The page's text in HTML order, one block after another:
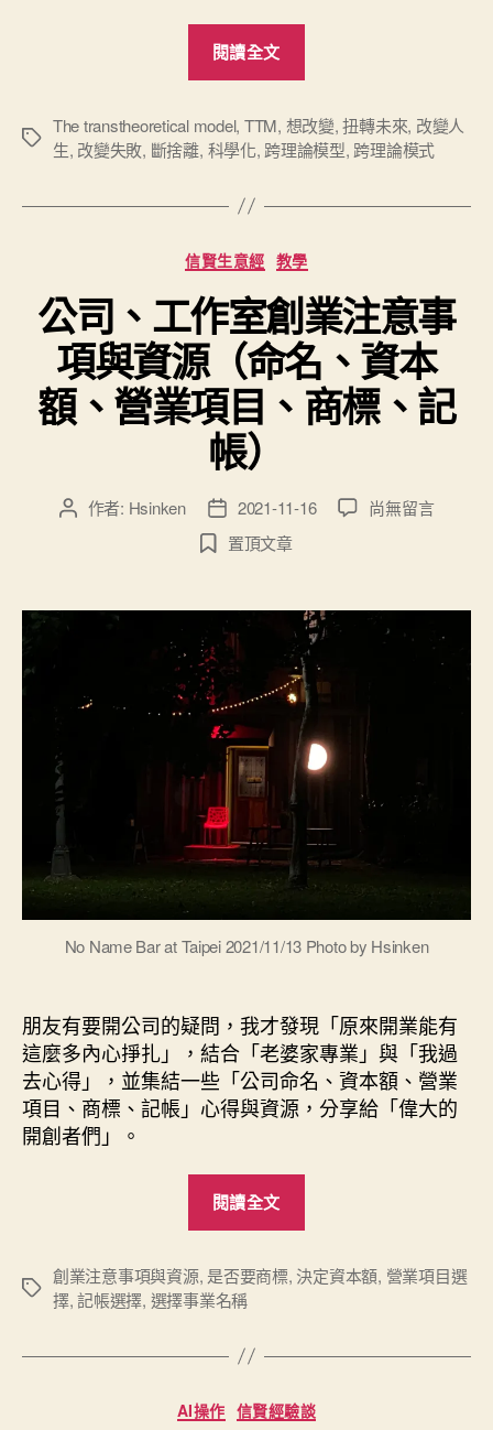
閱讀全文
的
改
人
跨
理
論
模
式
TTM
賢
標
The transtheoretical model, TTM, 想改變,扭轉未來, 改變人
生, 改變失敗, 斷捨離, 科學化, 跨理論模型, 跨理論模式
分
類
信賢生意經 教學
公司、工作室創業注意事
項與資源（命名、資本
額、營業項目、商標、記
帳）
文 作者: Hsinken
文
章
發
日
期
2021-11-16
在
與
（命
資
本
業
項
目、
商
標、
尚無留言
置頂文章
No Name Bar at Taipei 2021/11/13 Photo by Hsinken
朋友有要開公司的疑問，我才發現「原來開業能有
這麼多內心掙扎」，結合「老婆家專業」與「我過
去心得」，並集結一些「公司命名、資本額、營業
項目、商標、記帳」心得與資源，分享給「偉大的
開創者們」。
閱讀全文
作
業
注
標
創業注意事項與資源, 是否要商標, 決定資本額, 營業項目選
擇,記帳選擇, 選擇事業名稱
分
AI操作 信賢經驗談